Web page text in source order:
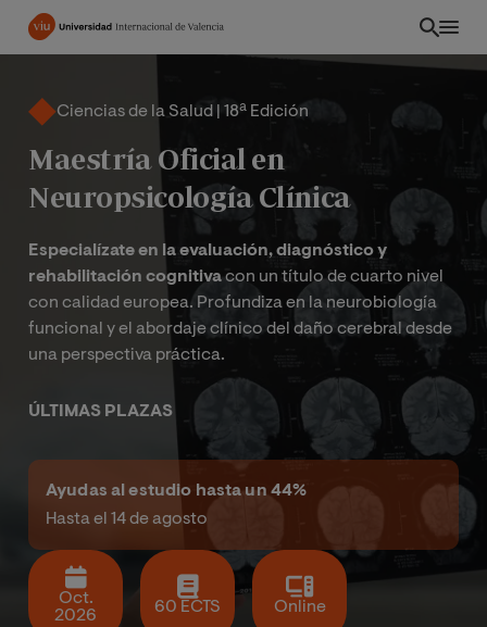
Pasar
Ciencias de la Salud | 18ª Edición
Maestría Oficial en
Neuropsicología Clínica
Especialízate en la evaluación, diagnóstico y
rehabilitación cognitivacon un título de cuarto nivel
con calidad europea. Profundiza en la neurobiología
funcional y el abordaje clínico del daño cerebral desde
una perspectiva práctica.
ÚLTIMAS PLAZAS
Oct.
2026
60 ECTS Online
Ayudas al estudio hasta un 44%
Hasta el 14 de agosto